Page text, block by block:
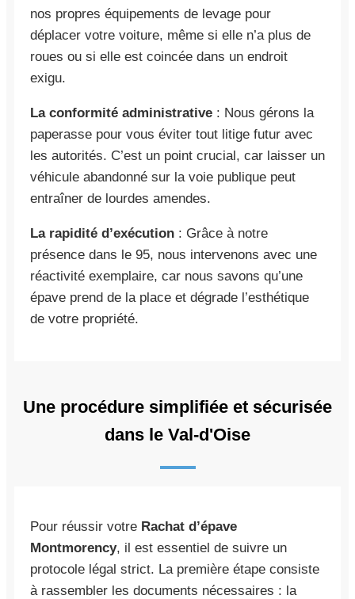
nos propres équipements de levage pour
déplacer votre voiture, même si elle n’a plus de
roues ou si elle est coincée dans un endroit
exigu.
La conformité administrative : Nous gérons la
paperasse pour vous éviter tout litige futur avec
les autorités. C’est un point crucial, car laisser un
véhicule abandonné sur la voie publique peut
entraîner de lourdes amendes.
La rapidité d’exécution : Grâce à notre
présence dans le 95, nous intervenons avec une
réactivité exemplaire, car nous savons qu’une
épave prend de la place et dégrade l’esthétique
de votre propriété.
Une procédure simplifiée et sécurisée
dans le Val-d'Oise
Pour réussir votre Rachat d’épave
Montmorency, il est essentiel de suivre un
protocole légal strict. La première étape consiste
à rassembler les documents nécessaires : la